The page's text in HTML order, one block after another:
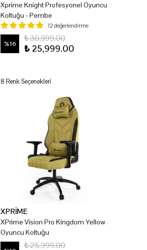
Xprime Knight Profesyonel Oyuncu
Koltuğu - Pembe
12 değerlendirme
%16
₺ 30,999.00
₺ 25,999.00
8 Renk Seçenekleri
XPRİME
XPrime Vision Pro Kingdom Yellow
Oyuncu Koltuğu
₺ 25,999.00